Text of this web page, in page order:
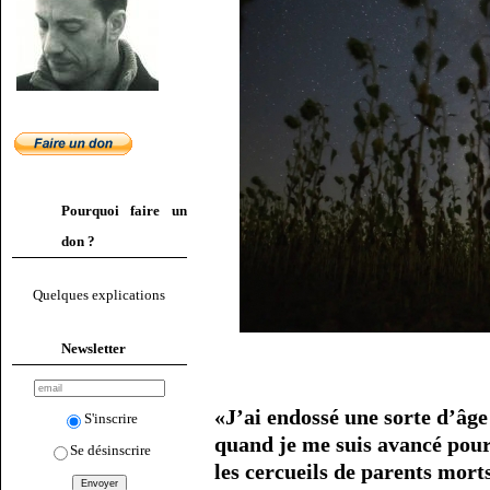
Pourquoi faire un
don ?
Quelques explications
Newsletter
S'inscrire
Se désinscrire
«J’ai endossé une sorte
quand je me suis avancé
les cercueils de parents